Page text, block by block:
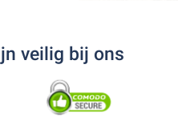
veilig bij ons